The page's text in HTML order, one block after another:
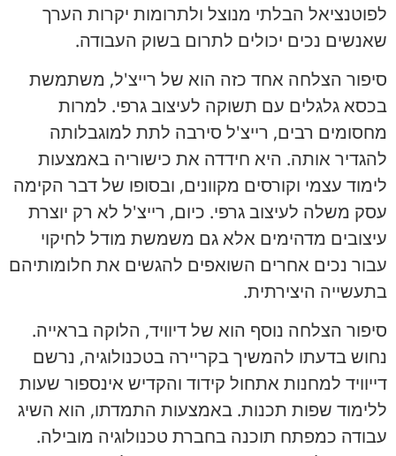
לפוטנציאל הבלתי מנוצל ולתרומות יקרות הערך
שאנשים נכים יכולים לתרום בשוק העבודה.
סיפור הצלחה אחד כזה הוא של רייצ'ל, משתמשת
בכסא גלגלים עם תשוקה לעיצוב גרפי. למרות
מחסומים רבים, רייצ'ל סירבה לתת למוגבלותה
להגדיר אותה. היא חידדה את כישוריה באמצעות
לימוד עצמי וקורסים מקוונים, ובסופו של דבר הקימה
עסק משלה לעיצוב גרפי. כיום, רייצ'ל לא רק יוצרת
עיצובים מדהימים אלא גם משמשת מודל לחיקוי
עבור נכים אחרים השואפים להגשים את חלומותיהם
בתעשייה היצירתית.
סיפור הצלחה נוסף הוא של דיוויד, הלוקה בראייה.
נחוש בדעתו להמשיך בקריירה בטכנולוגיה, נרשם
דייוויד למחנות אתחול קידוד והקדיש אינספור שעות
ללימוד שפות תכנות. באמצעות התמדתו, הוא השיג
עבודה כמפתח תוכנה בחברת טכנולוגיה מובילה.